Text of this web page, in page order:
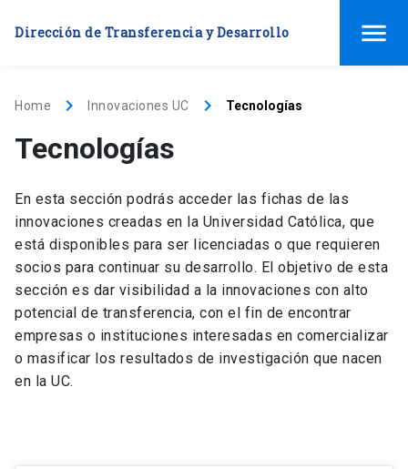
Dirección de Transferencia y Desarrollo menu
Home keyboard_arrow_right Innovaciones UC keyboard_arrow_right Tecnologías
Tecnologías
En esta sección podrás acceder las fichas de las
innovaciones creadas en la Universidad Católica, que
está disponibles para ser licenciadas o que requieren
socios para continuar su desarrollo. El objetivo de esta
sección es dar visibilidad a la innovaciones con alto
potencial de transferencia, con el fin de encontrar
empresas o instituciones interesadas en comercializar
o masificar los resultados de investigación que nacen
en la UC.